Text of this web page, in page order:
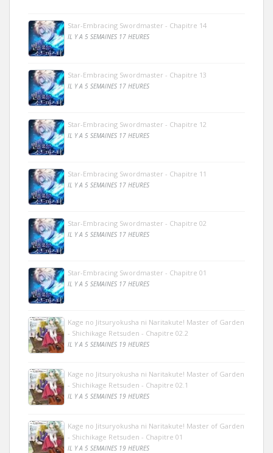
Star-Embracing Swordmaster - Chapitre 14
IL Y A 5 SEMAINES 17 HEURES
Star-Embracing Swordmaster - Chapitre 13
IL Y A 5 SEMAINES 17 HEURES
Star-Embracing Swordmaster - Chapitre 12
IL Y A 5 SEMAINES 17 HEURES
Star-Embracing Swordmaster - Chapitre 11
IL Y A 5 SEMAINES 17 HEURES
Star-Embracing Swordmaster - Chapitre 02
IL Y A 5 SEMAINES 17 HEURES
Star-Embracing Swordmaster - Chapitre 01
IL Y A 5 SEMAINES 17 HEURES
Kage no Jitsuryokusha ni Naritakute! Master of Garden
- Shichikage Retsuden - Chapitre 02.2
IL Y A 5 SEMAINES 19 HEURES
Kage no Jitsuryokusha ni Naritakute! Master of Garden
- Shichikage Retsuden - Chapitre 02.1
IL Y A 5 SEMAINES 19 HEURES
Kage no Jitsuryokusha ni Naritakute! Master of Garden
- Shichikage Retsuden - Chapitre 01
IL Y A 5 SEMAINES 19 HEURES